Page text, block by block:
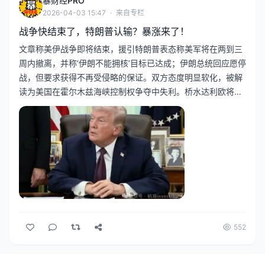
2026-04-03 15:47 · 来自专栏
战争快结束了，特朗普认输？暴涨来了！
文章称美伊战争即将结束，援引特朗普表态称美军将在两到三
周内撤离，并称‘伊朗不能拥核’目标已达成；伊朗总统回应愿停
战，但要求获得不再受侵略的保证。双方态度明显软化，被解
读为美国在霍尔木兹海峡控制权争夺中失利。桥水达利欧将此
比作帝国衰落的历史转折点。市场反应强烈：美股三大指数大
涨，韩股熔断，黄金白银飙升，原油下跌，A股受关注。
552